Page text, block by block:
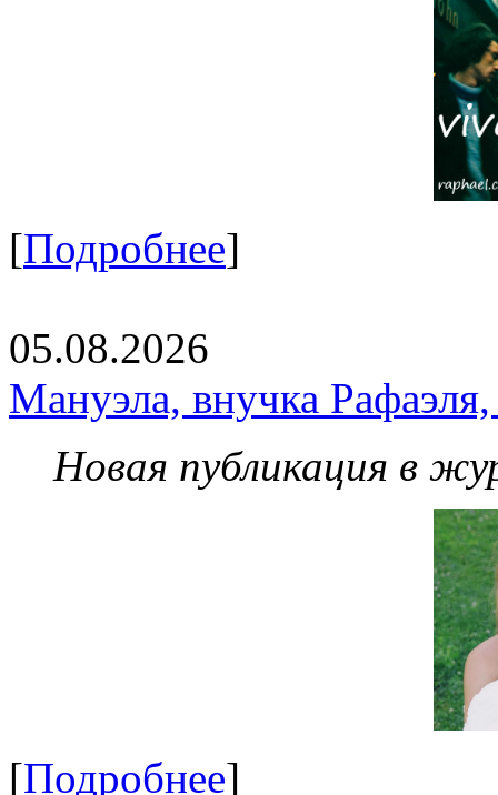
[Подробнее]
05.08.2026
Мануэла, внучка
Новая публикация в
[Подробнее]